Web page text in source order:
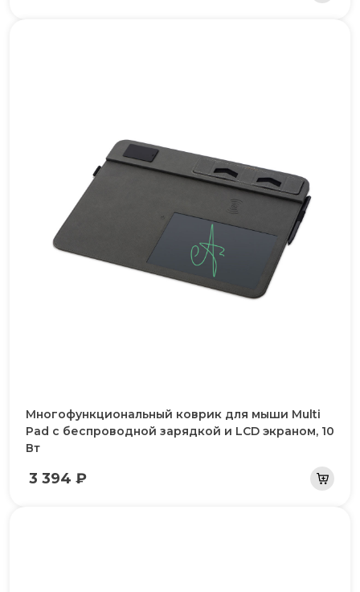
Многофункциональный коврик для мыши Multi
Pad с беспроводной зарядкой и LCD экраном, 10
Вт
3 394 ₽